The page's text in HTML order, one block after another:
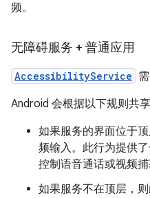
频。
无障碍服务 + 普通应用
AccessibilityService
Android 会根据以下规则共
如果服务的界面位于
频输入。此行为提供
控制语音通话或视频捕
如果服务不在顶层，